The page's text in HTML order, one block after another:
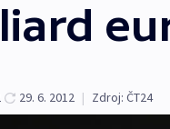
29. 6. 2012 | Zdroj: ČT24